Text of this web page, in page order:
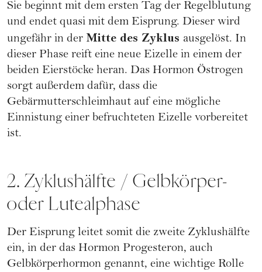
Sie beginnt mit dem ersten Tag der Regelblutung
und endet quasi mit dem Eisprung. Dieser wird
ungefähr in der Mitte des Zyklus ausgelöst. In
dieser Phase reift eine neue Eizelle in einem der
beiden Eierstöcke heran. Das Hormon Östrogen
sorgt außerdem dafür, dass die
Gebärmutterschleimhaut auf eine mögliche
Einnistung einer befruchteten Eizelle vorbereitet
ist.
2. Zyklushälfte / Gelbkörper-
oder Lutealphase
Der Eisprung leitet somit die zweite Zyklushälfte
ein, in der das Hormon Progesteron, auch
Gelbkörperhormon genannt, eine wichtige Rolle